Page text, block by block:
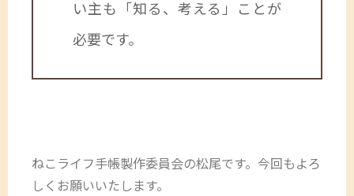
い主も「知る、考える」ことが
必要です。
ねこライフ手帳製作委員会の松尾です。今回もよろ
しくお願いいたします。